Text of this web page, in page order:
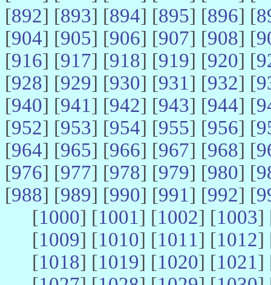
[892] [893] [894] [895] [896] [
[904] [905] [906] [907] [908] [
[916] [917] [918] [919] [920] [
[928] [929] [930] [931] [932] [
[940] [941] [942] [943] [944] [
[952] [953] [954] [955] [956] [
[964] [965] [966] [967] [968] [
[976] [977] [978] [979] [980] [
[988] [989] [990] [991] [992] [
[1000] [1001] [1002] [1003]
[1009] [1010] [1011] [1012]
[1018] [1019] [1020] [1021]